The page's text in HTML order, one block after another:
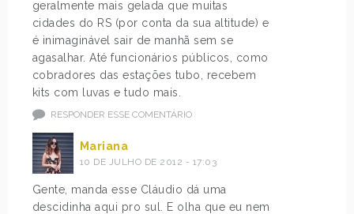
geralmente mais gelada que muitas
cidades do RS (por conta da sua altitude) e
é inimaginável sair de manhã sem se
agasalhar. Até funcionários públicos, como
cobradores das estações tubo, recebem
kits com luvas e tudo mais.
RESPONDER ESSE COMENTÁRIO
Mariana
10 DE JULHO DE 2012 - 17:03
Gente, manda esse Cláudio dá uma
descidinha aqui pro sul. E olha que eu nem